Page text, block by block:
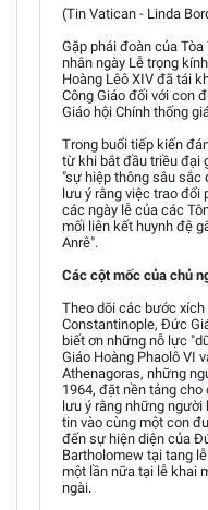
(Tin Vatican - Linda
Gặp phái đoàn của
nhân ngày Lễ trọng
Hoàng Lêô XIV đã tái
Công Giáo đối với con
Giáo hội Chính thống
Trong buổi tiếp kiến
từ khi bắt đầu triều đại
"sự hiệp thông sâu sắc
lưu ý rằng việc trao đổi
các ngày lễ của các
mối liên kết huynh đệ
Anrê".
Các cột mốc của chủ
Theo dõi các bước xích
Constantinople, Đức
biết ơn những nỗ lực
Giáo Hoàng Phaolô VI
Athenagoras, những
1964, đặt nền tảng
lưu ý rằng những
tin vào cùng một con
đến sự hiện diện của
Bartholomew tại tang
một lần nữa tại lễ khai
ngài.